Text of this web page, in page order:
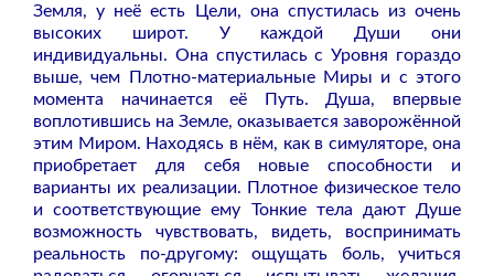
Земля, у неё есть Цели, она спустилась из очень
высоких широт. У каждой Души они
индивидуальны. Она спустилась с Уровня гораздо
выше, чем Плотно-материальные Миры и с этого
момента начинается её Путь. Душа, впервые
воплотившись на Земле, оказывается заворожённой
этим Миром. Находясь в нём, как в симуляторе, она
приобретает для себя новые способности и
варианты их реализации. Плотное физическое тело
и соответствующие ему Тонкие тела дают Душе
возможность чувствовать, видеть, воспринимать
реальность по-другому: ощущать боль, учиться